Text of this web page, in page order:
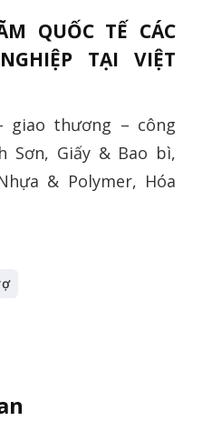
QUỐC TẾ CÁC
TẠI VIỆT
giao thương – công
Sơn, Giấy & Bao bì,
& Polymer, Hóa